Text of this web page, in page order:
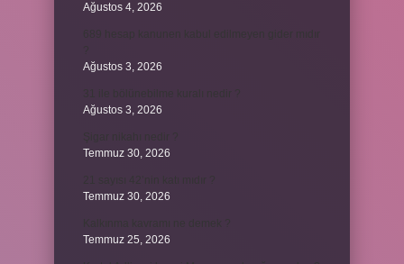
Ağustos 4, 2026
Ağustos 3, 2026
Ağustos 3, 2026
Temmuz 30, 2026
Temmuz 30, 2026
Temmuz 25, 2026